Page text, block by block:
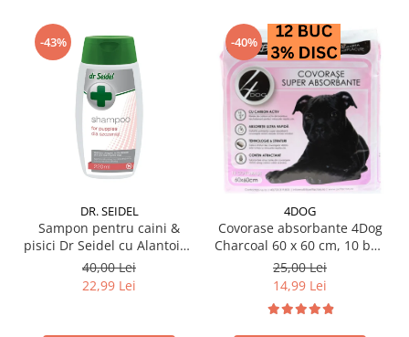
-43%
DR. SEIDEL
Sampon pentru caini &
pisici Dr Seidel cu Alantoina
220 ml
40,00 Lei
22,99 Lei
-40%
4DOG
Covorase absorbante 4Dog
Charcoal 60 x 60 cm, 10 buc
/ pachet
25,00 Lei
14,99 Lei